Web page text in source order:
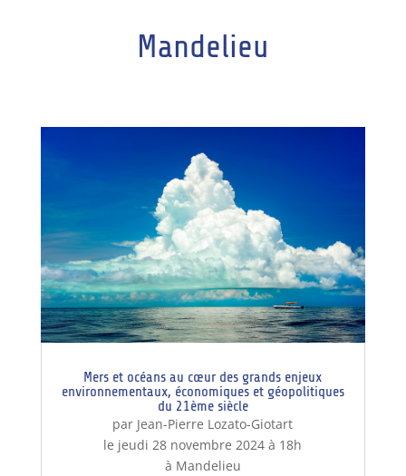
Mandelieu
Mers et océans au cœur des grands enjeux
environnementaux, économiques et géopolitiques
du 21ème siècle
par Jean-Pierre Lozato-Giotart
le jeudi 28 novembre 2024 à 18h
à Mandelieu